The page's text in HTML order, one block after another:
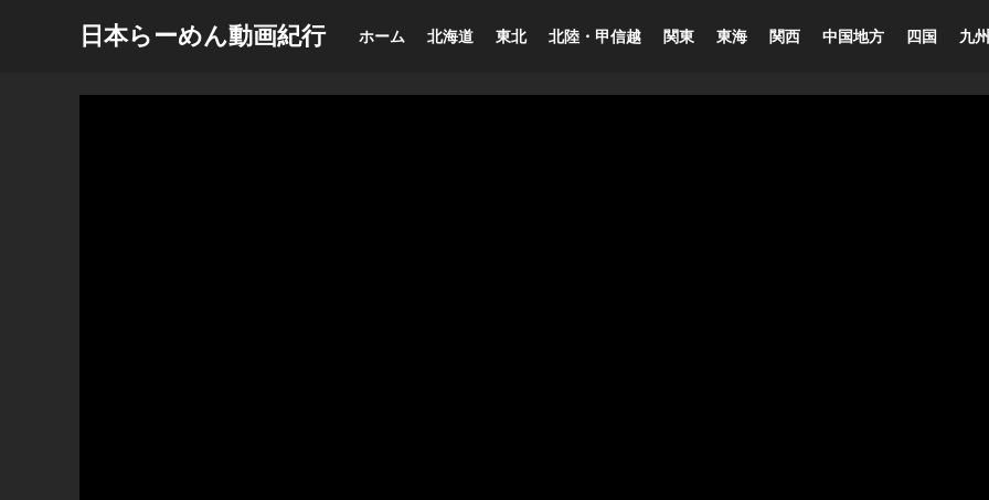
日本らーめん動画紀行 ホーム 北海道 東北 北陸・甲信越 関東 東海 関西 中国地方 四国 九